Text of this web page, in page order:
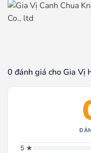
0 đánh giá cho Gia Vị
5 ★